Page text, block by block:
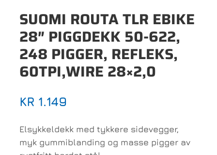
SUOMI ROUTA TLR EBIKE
28″ PIGGDEKK 50-622,
248 PIGGER, REFLEKS,
60TPI,WIRE 28×2,0
KR 1.149
Elsykkeldekk med tykkere sidevegger,
myk gummiblanding og masse pigger av